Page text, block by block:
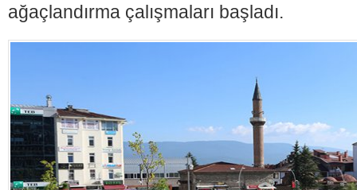
ağaçlandırma çalışmaları başladı.